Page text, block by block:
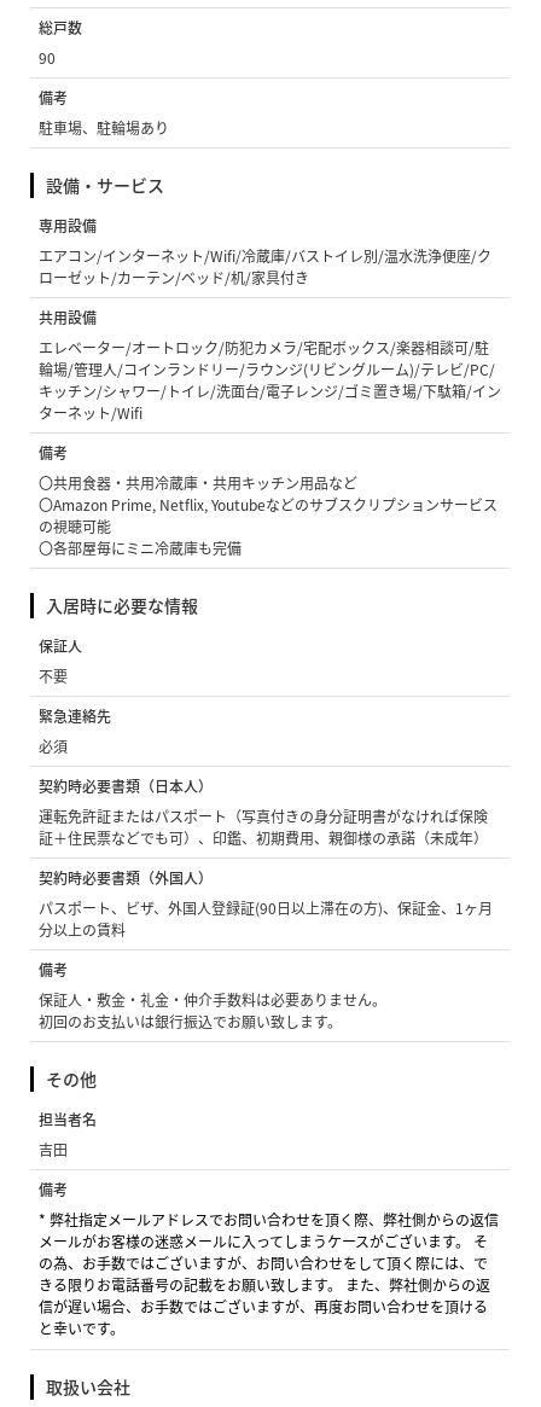
総戸数
90
備考
駐車場、駐輪場あり
設備・サービス
専用設備
エアコン/インターネット/Wifi/冷蔵庫/バストイレ別/温水洗浄便座/ク
ローゼット/カーテン/ベッド/机/家具付き
共用設備
エレベーター/オートロック/防犯カメラ/宅配ボックス/楽器相談可/駐
輪場/管理人/コインランドリー/ラウンジ(リビングルーム)/テレビ/PC/
キッチン/シャワー/トイレ/洗面台/電子レンジ/ゴミ置き場/下駄箱/イン
ターネット/Wifi
備考
〇共用食器・共用冷蔵庫・共用キッチン用品など
〇Amazon Prime, Netflix, Youtubeなどのサブスクリプションサービス
の視聴可能
〇各部屋毎にミニ冷蔵庫も完備
入居時に必要な情報
保証人
不要
緊急連絡先
必須
契約時必要書類（日本人）
運転免許証またはパスポート（写真付きの身分証明書がなければ保険
証＋住民票などでも可）、印鑑、初期費用、親御様の承諾（未成年）
契約時必要書類（外国人）
パスポート、ビザ、外国人登録証(90日以上滞在の方)、保証金、1ヶ月
分以上の賃料
備考
保証人・敷金・礼金・仲介手数料は必要ありません。
初回のお支払いは銀行振込でお願い致します。
その他
担当者名
吉田
備考
* 弊社指定メールアドレスでお問い合わせを頂く際、弊社側からの返信
メールがお客様の迷惑メールに入ってしまうケースがございます。 そ
の為、お手数ではございますが、お問い合わせをして頂く際には、で
きる限りお電話番号の記載をお願い致します。 また、弊社側からの返
信が遅い場合、お手数ではございますが、再度お問い合わせを頂ける
と幸いです。
取扱い会社